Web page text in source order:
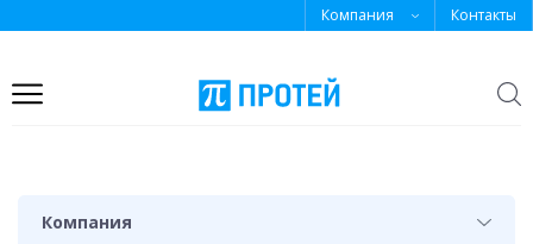
Компания Контакты
LTE/5G
Компания